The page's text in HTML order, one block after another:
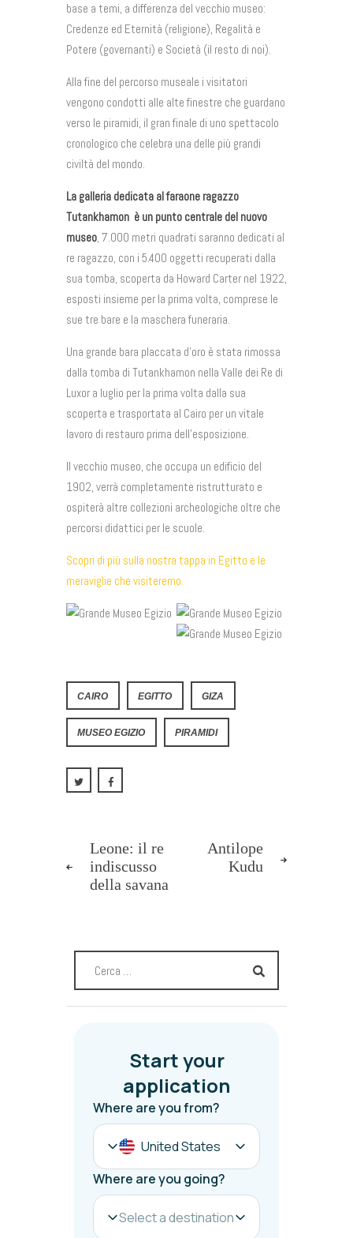
base a temi, a differenza del vecchio museo:
Credenze ed Eternità (religione), Regalità e
Potere (governanti) e Società (il resto di noi).
Alla fine del percorso museale i visitatori
vengono condotti alle alte finestre che guardano
verso le piramidi, il gran finale di uno spettacolo
cronologico che celebra una delle più grandi
civiltà del mondo.
La galleria dedicata al faraone ragazzo
Tutankhamon è un punto centrale del nuovo
museo, 7.000 metri quadrati saranno dedicati al
re ragazzo, con i 5.400 oggetti recuperati dalla
sua tomba, scoperta da Howard Carter nel 1922,
esposti insieme per la prima volta, comprese le
sue tre bare e la maschera funeraria.
Una grande bara placcata d’oro è stata rimossa
dalla tomba di Tutankhamon nella Valle dei Re di
Luxor a luglio per la prima volta dalla sua
scoperta e trasportata al Cairo per un vitale
lavoro di restauro prima dell’esposizione.
Il vecchio museo, che occupa un edificio del
1902, verrà completamente ristrutturato e
ospiterà altre collezioni archeologiche oltre che
percorsi didattici per le scuole.
Scopri di più sulla nostra tappa in Egitto e le
meraviglie che visiteremo.
CAIRO EGITTO GIZA
MUSEO EGIZIO PIRAMIDI
Leone: il re
indiscusso
della savana
Antilope
Kudu